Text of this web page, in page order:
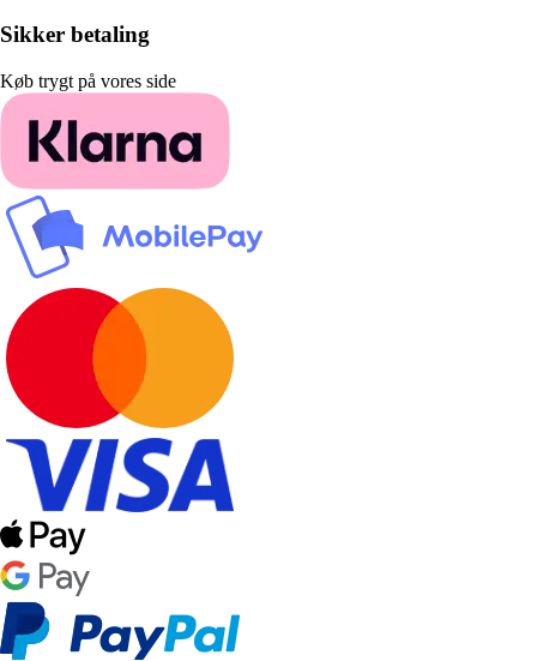
Sikker betaling
Køb trygt på vores side